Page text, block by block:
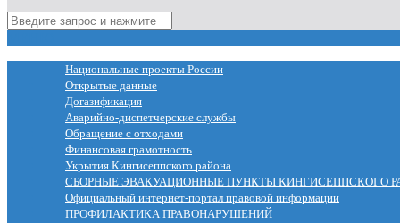
Национальные проекты России
Открытые данные
Догазификация
Аварийно-диспетчерские службы
Обращение с отходами
Финансовая грамотность
Укрытия Кингисеппского района
СБОРНЫЕ ЭВАКУАЦИОННЫЕ ПУНКТЫ КИНГИСЕППСКОГО
Официальный интернет-портал правовой информации
ПРОФИЛАКТИКА ПРАВОНАРУШЕНИЙ